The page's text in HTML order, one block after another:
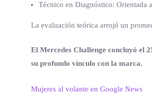
Técnico en Diagnóstico: Orientada
La evaluación teórica arrojó un
El Mercedes Challenge concluyó el
su profundo vínculo con la marca.
Mujeres al volante en Google News